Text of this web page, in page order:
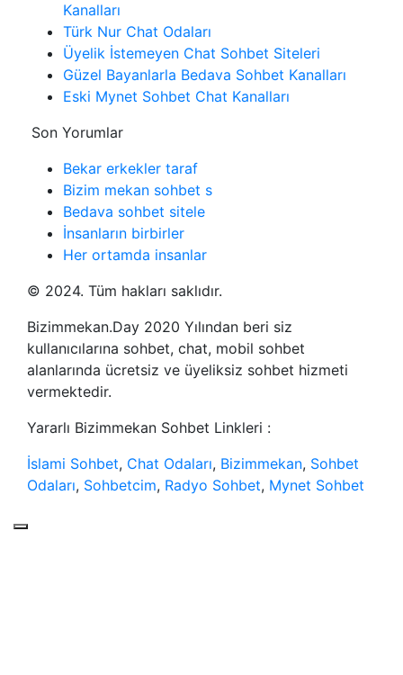
Kanalları
Türk Nur Chat Odaları
Üyelik İstemeyen Chat Sohbet Siteleri
Güzel Bayanlarla Bedava Sohbet Kanalları
Eski Mynet Sohbet Chat Kanalları
Son Yorumlar
Bekar erkekler taraf
Bizim mekan sohbet s
Bedava sohbet sitele
İnsanların birbirler
Her ortamda insanlar
© 2024. Tüm hakları saklıdır.
Bizimmekan.Day 2020 Yılından beri siz
kullanıcılarına sohbet, chat, mobil sohbet
alanlarında ücretsiz ve üyeliksiz sohbet hizmeti
vermektedir.
Yararlı Bizimmekan Sohbet Linkleri :
İslami Sohbet, Chat Odaları, Bizimmekan, Sohbet
Odaları, Sohbetcim, Radyo Sohbet, Mynet Sohbet